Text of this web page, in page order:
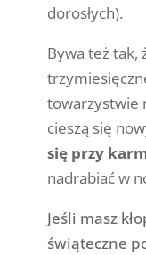
dorosłych).
Bywa też tak,
towarzystwie
cieszą się
się przy
nadrabiać w
Jeśli masz
świąteczne